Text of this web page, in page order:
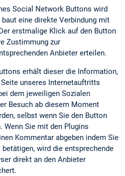
Social Network Buttons wird
eine direkte Verbindung mit
erstmalige Klick auf den Button
Zustimmung zur
Anbieter erteilen.
erhält dieser die Information,
unseres Internetauftritts
dem jeweiligen Sozialen
Besuch ab diesem Moment
selbst wenn Sie den Button
Wenn Sie mit den Plugins
Kommentar abgeben indem Sie
wird die entsprechende
direkt an den Anbieter